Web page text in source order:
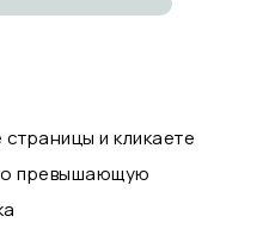
и кликаете
превышающую